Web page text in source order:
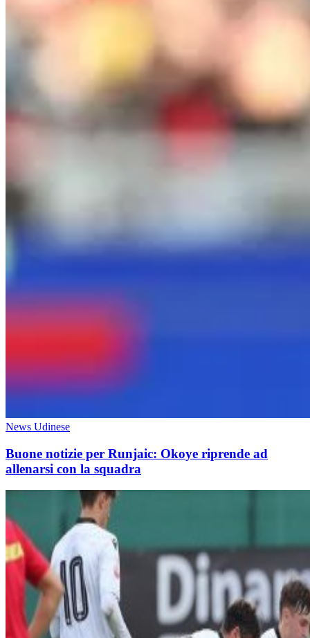
News Udinese
Buone notizie per Runjaic: Okoye riprende ad
allenarsi con la squadra